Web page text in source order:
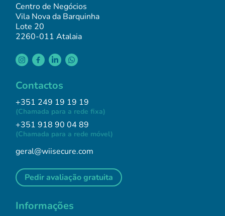
Centro de Negócios
Vila Nova da Barquinha
Lote 20
2260-011 Atalaia
Contactos
+351 249 19 19 19
(Chamada para a rede fixa)
+351 918 90 04 89
(Chamada para a rede móvel)
geral@wiisecure.com
Pedir avaliação gratuita
Informações